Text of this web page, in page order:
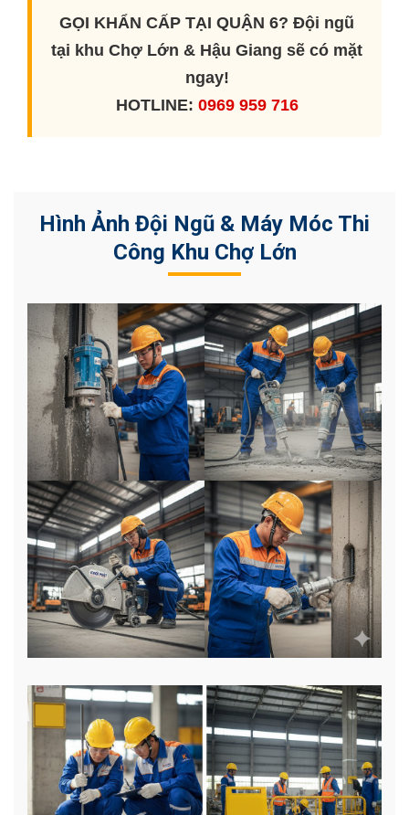
GỌI KHẨN CẤP TẠI QUẬN 6? Đội ngũ
tại khu Chợ Lớn & Hậu Giang sẽ có mặt
ngay!
HOTLINE: 0969 959 716
Hình Ảnh Đội Ngũ & Máy Móc Thi
Công Khu Chợ Lớn